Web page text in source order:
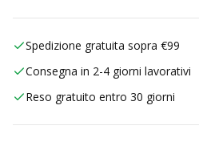
Spedizione gratuita sopra €99
Consegna in 2-4 giorni lavorativi
Reso gratuito entro 30 giorni